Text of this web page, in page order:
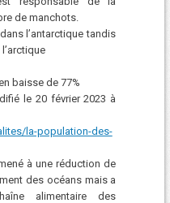
de manchots.
l’antarctique tandis
baisse de 77%
le 20 février 2023 à
la-population-des-
à une réduction de
des océans mais a
alimentaire des